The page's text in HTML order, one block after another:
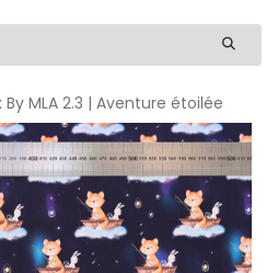
MLA 2.3 | Aventure étoilée